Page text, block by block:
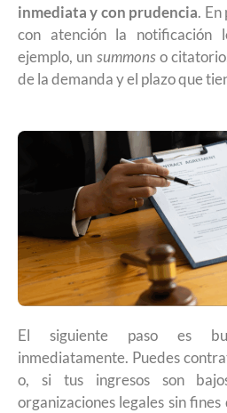
inmediata y con prudencia.
con atención la notificación
ejemplo, un summonso
de la demanda y el plazo que
El siguiente paso es
inmediatamente. Puedes
o, si tus ingresos son
organizaciones legales sin